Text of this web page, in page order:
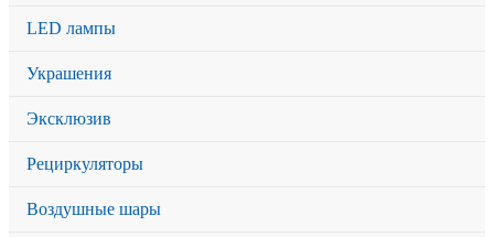
LED лампы
Украшения
Эксклюзив
Рециркуляторы
Воздушные шары